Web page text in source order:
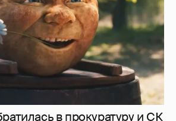
в прокуратуру и СК